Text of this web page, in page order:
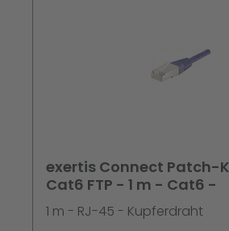
exertis Connect Patch-
Cat6 FTP - 1 m - Cat6 -
1 m - RJ-45 - Kupferdraht